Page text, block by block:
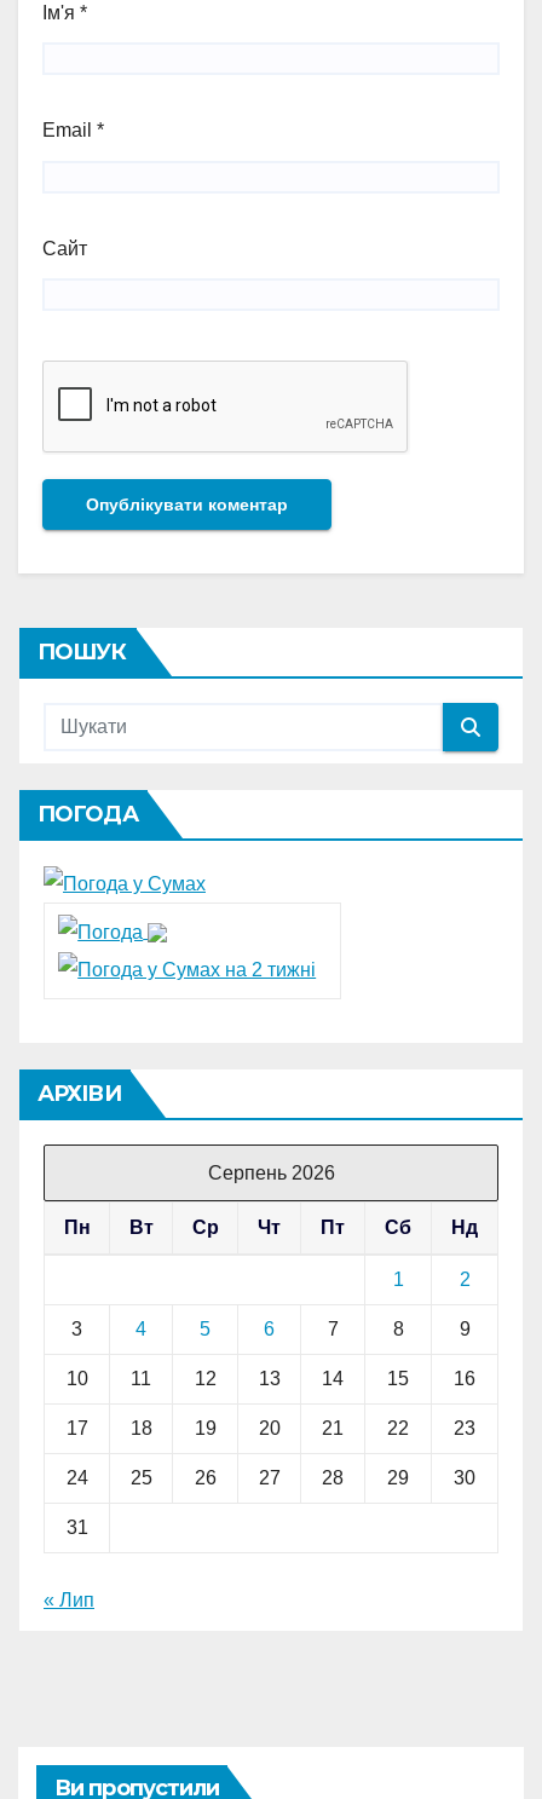
Ім'я *
Email *
Сайт
ПОШУК
ПОГОДА
АРХІВИ
Серпень 2026
Пн Вт Ср Чт Пт Сб Нд
1 2
3 4 5 6 7 8 9
10 11 12 13 14 15 16
17 18 19 20 21 22 23
24 25 26 27 28 29 30
31
« Лип
Ви пропустили